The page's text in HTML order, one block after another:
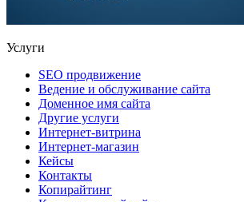
Услуги
SEO продвижение
Ведение и обслуживание сайта
Доменное имя сайта
Другие услуги
Интернет-витрина
Интернет-магазин
Кейсы
Контакты
Копирайтинг